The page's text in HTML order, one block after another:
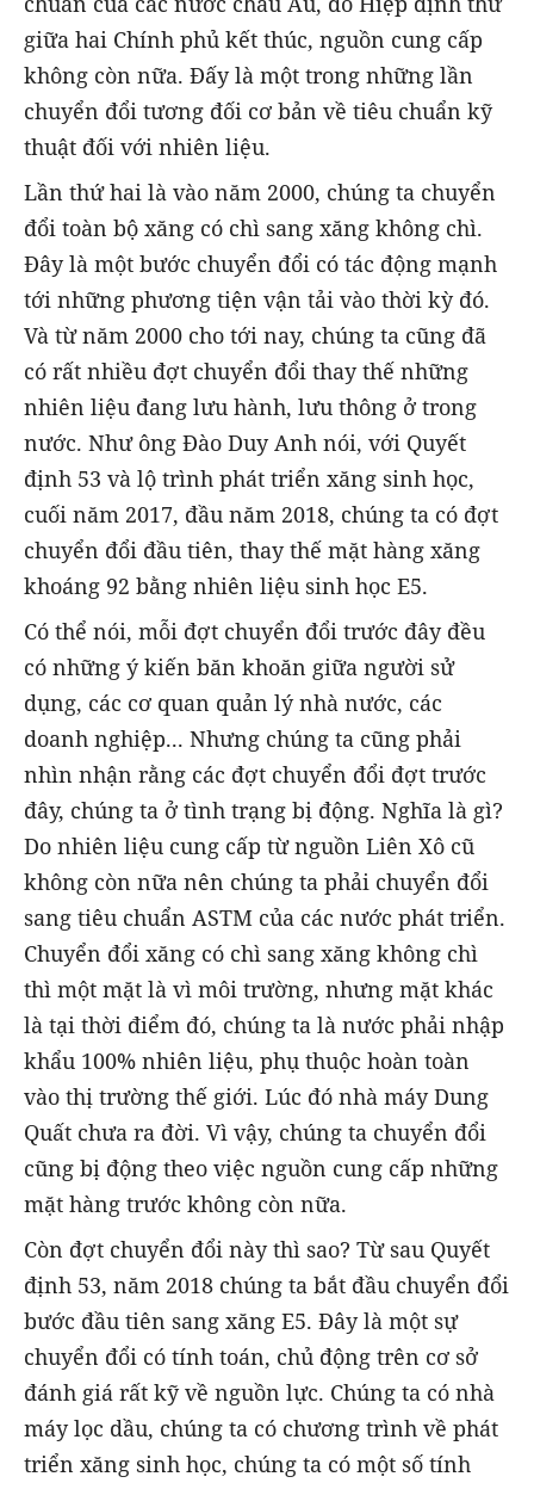
giữa hai Chính phủ kết thúc, nguồn cung cấp
không còn nữa. Đấy là một trong những lần
chuyển đổi tương đối cơ bản về tiêu chuẩn kỹ
thuật đối với nhiên liệu.
Lần thứ hai là vào năm 2000, chúng ta chuyển
đổi toàn bộ xăng có chì sang xăng không chì.
Đây là một bước chuyển đổi có tác động mạnh
tới những phương tiện vận tải vào thời kỳ đó.
Và từ năm 2000 cho tới nay, chúng ta cũng đã
có rất nhiều đợt chuyển đổi thay thế những
nhiên liệu đang lưu hành, lưu thông ở trong
nước. Như ông Đào Duy Anh nói, với Quyết
định 53 và lộ trình phát triển xăng sinh học,
cuối năm 2017, đầu năm 2018, chúng ta có đợt
chuyển đổi đầu tiên, thay thế mặt hàng xăng
khoáng 92 bằng nhiên liệu sinh học E5.
Có thể nói, mỗi đợt chuyển đổi trước đây đều
có những ý kiến băn khoăn giữa người sử
dụng, các cơ quan quản lý nhà nước, các
doanh nghiệp... Nhưng chúng ta cũng phải
nhìn nhận rằng các đợt chuyển đổi đợt trước
đây, chúng ta ở tình trạng bị động. Nghĩa là gì?
Do nhiên liệu cung cấp từ nguồn Liên Xô cũ
không còn nữa nên chúng ta phải chuyển đổi
sang tiêu chuẩn ASTM của các nước phát triển.
Chuyển đổi xăng có chì sang xăng không chì
thì một mặt là vì môi trường, nhưng mặt khác
là tại thời điểm đó, chúng ta là nước phải nhập
khẩu 100% nhiên liệu, phụ thuộc hoàn toàn
vào thị trường thế giới. Lúc đó nhà máy Dung
Quất chưa ra đời. Vì vậy, chúng ta chuyển đổi
cũng bị động theo việc nguồn cung cấp những
mặt hàng trước không còn nữa.
Còn đợt chuyển đổi này thì sao? Từ sau Quyết
định 53, năm 2018 chúng ta bắt đầu chuyển đổi
bước đầu tiên sang xăng E5. Đây là một sự
chuyển đổi có tính toán, chủ động trên cơ sở
đánh giá rất kỹ về nguồn lực. Chúng ta có nhà
máy lọc dầu, chúng ta có chương trình về phát
triển xăng sinh học, chúng ta có một số tính